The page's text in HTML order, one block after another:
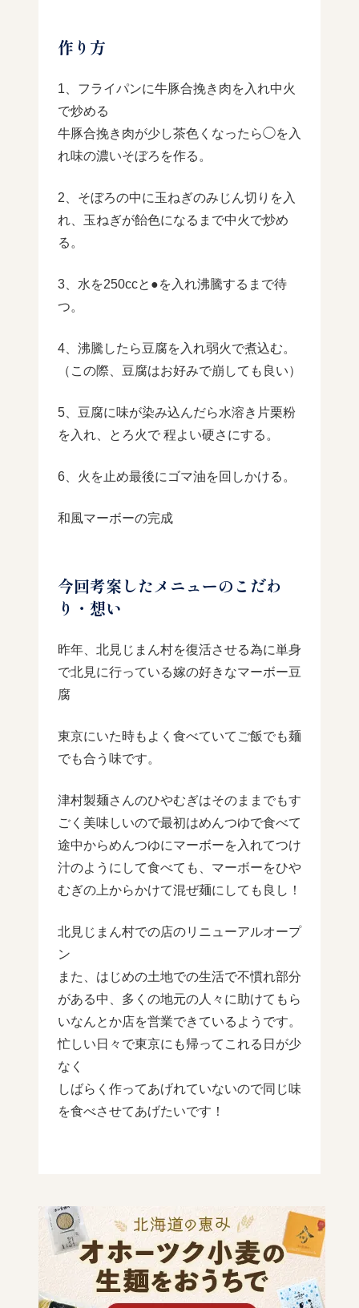
作り方
1、フライパンに牛豚合挽き肉を入れ中火
で炒める
牛豚合挽き肉が少し茶色くなったら◯を入
れ味の濃いそぼろを作る。
2、そぼろの中に玉ねぎのみじん切りを入
れ、玉ねぎが飴色になるまで中火で炒め
る。
3、水を250ccと●を入れ沸騰するまで待
つ。
4、沸騰したら豆腐を入れ弱火で煮込む。
（この際、豆腐はお好みで崩しても良い）
5、豆腐に味が染み込んだら水溶き片栗粉
を入れ、とろ火で 程よい硬さにする。
6、火を止め最後にゴマ油を回しかける。
和風マーボーの完成
今回考案したメニューのこだわ
り・想い
昨年、北見じまん村を復活させる為に単身
で北見に行っている嫁の好きなマーボー豆
腐
東京にいた時もよく食べていてご飯でも麺
でも合う味です。
津村製麺さんのひやむぎはそのままでもす
ごく美味しいので最初はめんつゆで食べて
途中からめんつゆにマーボーを入れてつけ
汁のようにして食べても、マーボーをひや
むぎの上からかけて混ぜ麺にしても良し！
北見じまん村での店のリニューアルオープ
ン
また、はじめの土地での生活で不慣れ部分
がある中、多くの地元の人々に助けてもら
いなんとか店を営業できているようです。
忙しい日々で東京にも帰ってこれる日が少
なく
しばらく作ってあげれていないので同じ味
を食べさせてあげたいです！